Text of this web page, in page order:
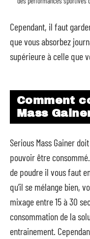
Cependant, il faut
que vous absorbez
supérieure à celle que
Comment
Mass
Serious Mass Gainer
pouvoir être
de poudre il vous faut
qu’il se mélange bien,
mixage entre 15 à 30
consommation de la
entrainement.